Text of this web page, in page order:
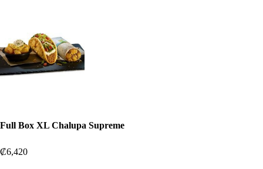
Full Box XL Chalupa Supreme
₡6,420